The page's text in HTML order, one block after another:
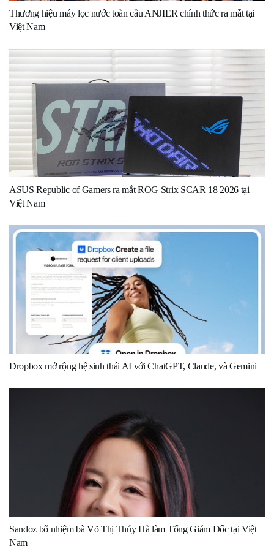
Thương hiệu máy lọc nước toàn cầu ANJIER chính thức ra mắt tại
Việt Nam
ASUS Republic of Gamers ra mắt ROG Strix SCAR 18 2026 tại
Việt Nam
Dropbox mở rộng hệ sinh thái AI với ChatGPT, Claude, và Gemini
Sandoz bổ nhiệm bà Võ Thị Thúy Hà làm Tổng Giám Đốc tại Việt
Nam